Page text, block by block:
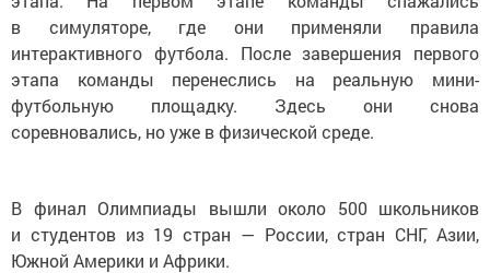
в симуляторе, где они применяли правила
интерактивного футбола. После завершения первого
этапа команды перенеслись на реальную мини-
футбольную площадку. Здесь они снова
соревновались, но уже в физической среде.
В финал Олимпиады вышли около 500 школьников
и студентов из 19 стран — России, стран СНГ, Азии,
Южной Америки и Африки.